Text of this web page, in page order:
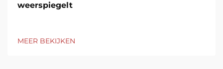
weerspiegelt
MEER BEKIJKEN